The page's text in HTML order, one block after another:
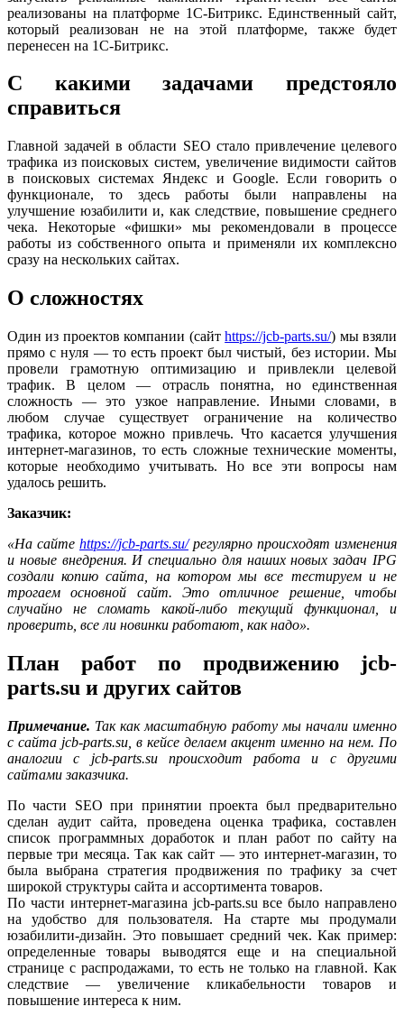
реализованы на платформе 1С-Битрикс. Единственный сайт,
который реализован не на этой платформе, также будет
перенесен на 1С-Битрикс.
С какими задачами предстояло
справиться
Главной задачей в области SEO стало привлечение целевого
трафика из поисковых систем, увеличение видимости сайтов
в поисковых системах Яндекс и Google. Если говорить о
функционале, то здесь работы были направлены на
улучшение юзабилити и, как следствие, повышение среднего
чека. Некоторые «фишки» мы рекомендовали в процессе
работы из собственного опыта и применяли их комплексно
сразу на нескольких сайтах.
О сложностях
Один из проектов компании (сайтhttps://jcb-parts.su/) мы взяли
прямо с нуля — то есть проект был чистый, без истории. Мы
провели грамотную оптимизацию и привлекли целевой
трафик. В целом — отрасль понятна, но единственная
сложность — это узкое направление. Иными словами, в
любом случае существует ограничение на количество
трафика, которое можно привлечь. Что касается улучшения
интернет-магазинов, то есть сложные технические моменты,
которые необходимо учитывать. Но все эти вопросы нам
удалось решить.
Заказчик:
«На сайте https://jcb-parts.su/регулярно происходят изменения
и новые внедрения. И специально для наших новых задач IPG
создали копию сайта, на котором мы все тестируем и не
трогаем основной сайт. Это отличное решение, чтобы
случайно не сломать какой-либо текущий функционал, и
проверить, все ли новинки работают, как надо».
План работ по продвижению jcb-
parts.su и других сайтов
Примечание. Так как масштабную работу мы начали именно
с сайта jcb-parts.su, в кейсе делаем акцент именно на нем. По
аналогии с jcb-parts.su происходит работа и с другими
сайтами заказчика.
По части SEO при принятии проекта был предварительно
сделан аудит сайта, проведена оценка трафика, составлен
список программных доработок и план работ по сайту на
первые три месяца. Так как сайт — это интернет-магазин, то
была выбрана стратегия продвижения по трафику за счет
широкой структуры сайта и ассортимента товаров.
По части интернет-магазина jcb-parts.su все было направлено
на удобство для пользователя. На старте мы продумали
юзабилити-дизайн. Это повышает средний чек. Как пример:
определенные товары выводятся еще и на специальной
странице с распродажами, то есть не только на главной. Как
следствие — увеличение кликабельности товаров и
повышение интереса к ним.